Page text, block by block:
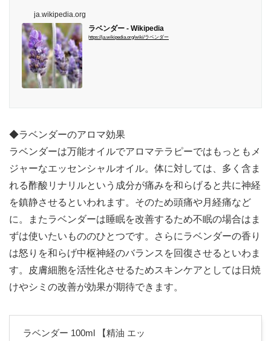
ja.wikipedia.org
ラベンダー - Wikipedia
https://ja.wikipedia.org/wiki/ラベンダー
◆ラベンダーのアロマ効果
ラベンダーは万能オイルでアロマテラピーではもっともメ
ジャーなエッセンシャルオイル。体に対しては、多く含ま
れる酢酸リナリルという成分が痛みを和らげると共に神経
を鎮静させるといわれます。そのため頭痛や月経痛など
に。またラベンダーは睡眠を改善するため不眠の場合はま
ずは使いたいもののひとつです。さらにラベンダーの香り
は怒りを和らげ中枢神経のバランスを回復させるといわま
す。皮膚細胞を活性化させるためスキンケアとしては日焼
けやシミの改善が効果が期待できます。
ラベンダー 100ml 【精油 エッ